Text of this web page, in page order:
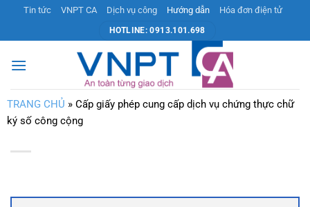
nội
dung
Tin tức VNPT CA Dịch vụ công Hướng dẫn Hóa đơn điện tử
HOTLINE: 0913.101.698
TRANG CHỦ » Cấp giấy phép cung cấp dịch vụ chứng thực chữ
ký số công cộng